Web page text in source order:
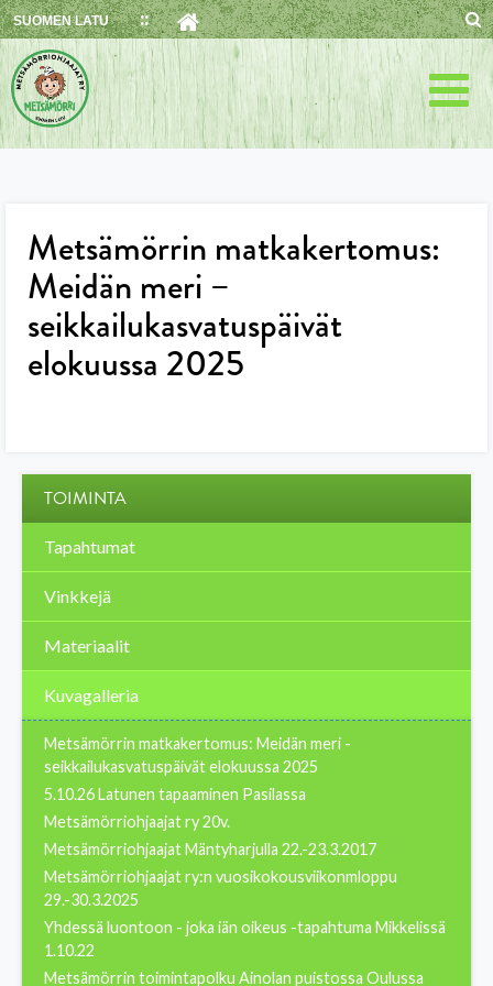
Skip
to
content
SUOMEN LATU
Metsämörrin matkakertomus:
Meidän meri –
seikkailukasvatuspäivät
elokuussa 2025
TOIMINTA
Tapahtumat
Vinkkejä
Materiaalit
Kuvagalleria
Metsämörrin matkakertomus: Meidän meri -
seikkailukasvatuspäivät elokuussa 2025
5.10.26 Latunen tapaaminen Pasilassa
Metsämörriohjaajat ry 20v.
Metsämörriohjaajat Mäntyharjulla 22.-23.3.2017
Metsämörriohjaajat ry:n vuosikokousviikonmloppu
29.-30.3.2025
Yhdessä luontoon - joka iän oikeus -tapahtuma Mikkelissä
1.10.22
Metsämörrin toimintapolku Ainolan puistossa Oulussa